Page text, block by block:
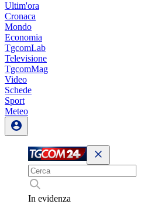
Ultim'ora
Cronaca
Mondo
Economia
TgcomLab
Televisione
TgcomMag
Video
Schede
Sport
Meteo
In evidenza